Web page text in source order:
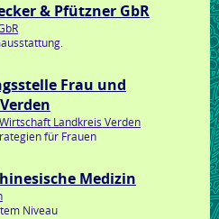
& Pfützner GbR
Frau und
Landkreis Verden
für Frauen
Medizin
Niveau